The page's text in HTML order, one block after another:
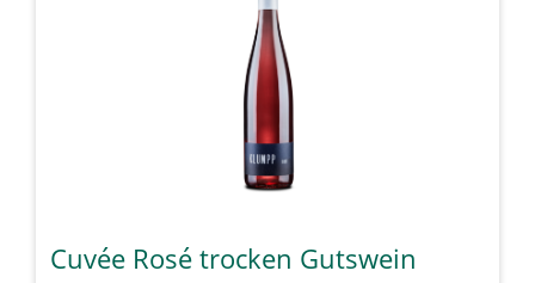
Cuvée Rosé trocken Gutswein